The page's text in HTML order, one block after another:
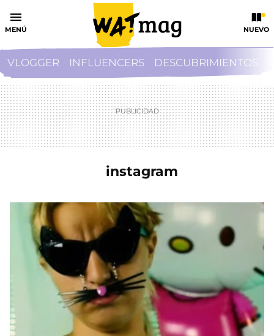
MENÚ NUEVO
VLOGGER INFLUENCERS DESCUBRIMIENTOS
instagram